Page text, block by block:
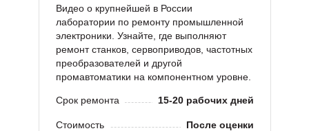
Видео о крупнейшей в России
лаборатории по ремонту промышленной
электроники. Узнайте, где выполняют
ремонт станков, сервоприводов, частотных
преобразователей и другой
промавтоматики на компонентном уровне.
Срок ремонта 15-20 рабочих дней
Стоимость После оценки